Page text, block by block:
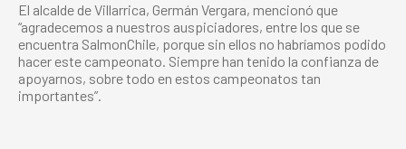
El alcalde de Villarrica, Germán Vergara, mencionó que
“agradecemos a nuestros auspiciadores, entre los que se
encuentra SalmonChile, porque sin ellos no habríamos podido
hacer este campeonato. Siempre han tenido la confianza de
apoyarnos, sobre todo en estos campeonatos tan
importantes”.